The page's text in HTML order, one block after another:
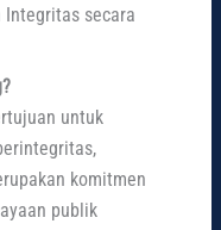
Integritas secara
untuk
komitmen
publik